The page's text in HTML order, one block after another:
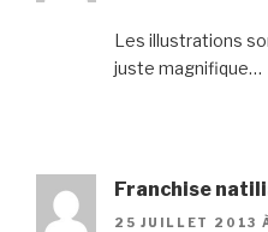
Les illustrations
juste magnifique…
Franchise
25 JUILLET 2013